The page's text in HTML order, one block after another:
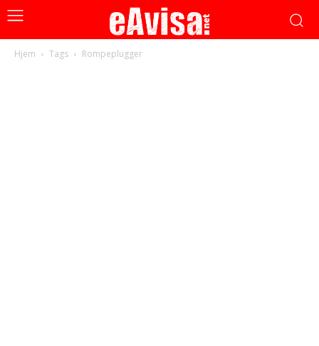
Hjem Tags Rompeplugger